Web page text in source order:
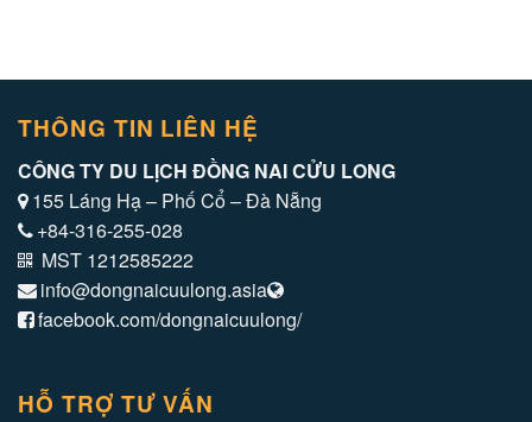
THÔNG TIN LIÊN HỆ
CÔNG TY DU LỊCH ĐỒNG NAI CỬU LONG
155 Láng Hạ – Phố Cổ – Đà Nẵng
+84-316-255-028
MST 1212585222
info@dongnaicuulong.asia
facebook.com/dongnaicuulong/
HỖ TRỢ TƯ VẤN